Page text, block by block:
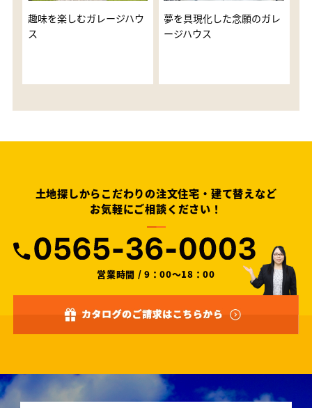
趣味を楽しむガレージハウ
ス
夢を具現化した念願のガレ
ージハウス
土地探しからこだわりの注文住宅・建て替えなど
お気軽にご相談ください！
営業時間 / 9：00～18：00